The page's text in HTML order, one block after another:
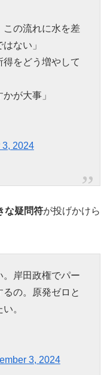
この流れに水を差
ない」
をどう増やして
が大事」
3, 2024
な疑問符が投げかけら
岸田政権でパー
の。原発ゼロと
。
3, 2024